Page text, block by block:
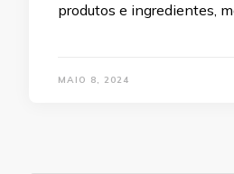
produtos e ingredientes,
MAIO 8, 2024